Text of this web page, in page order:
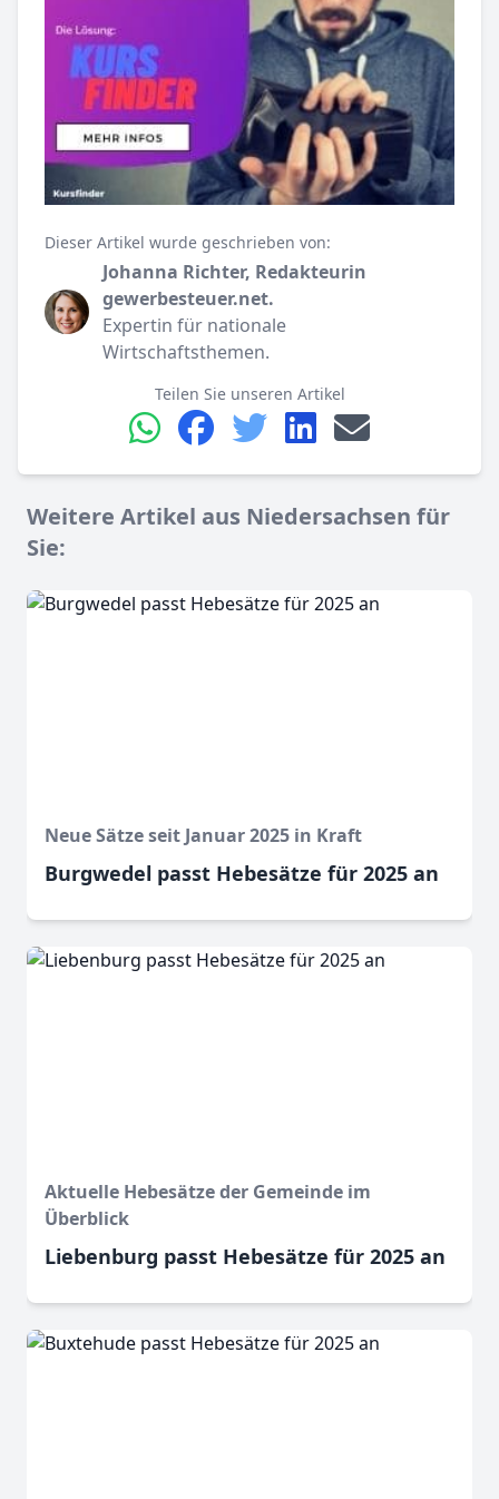
Dieser Artikel wurde geschrieben von:
Johanna Richter, Redakteurin
gewerbesteuer.net.
Expertin für nationale
Wirtschaftsthemen.
Teilen Sie unseren Artikel
Weitere Artikel aus Niedersachsen für
Sie:
Neue Sätze seit Januar 2025 in Kraft
Burgwedel passt Hebesätze für 2025 an
Aktuelle Hebesätze der Gemeinde im
Überblick
Liebenburg passt Hebesätze für 2025 an